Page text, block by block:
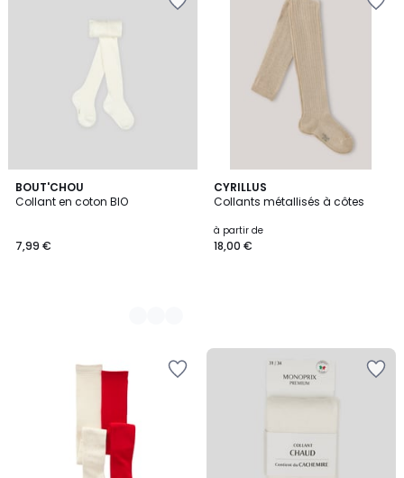
BOUT'CHOU
Collant en coton BIO
7,99 €
2
Couleurs
CYRILLUS
Collants métallisés à côtes
à partir de
18,00 €